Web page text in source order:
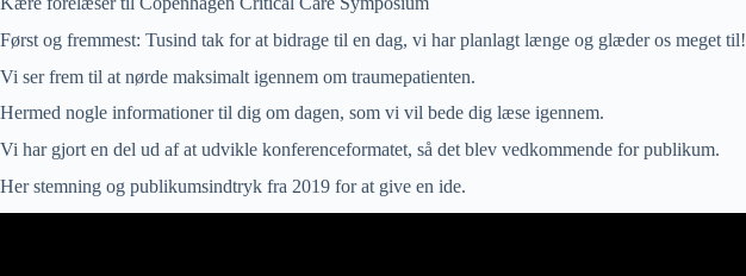
Først og fremmest: Tusind tak for at bidrage til en dag, vi har planlagt længe og glæder os meget til!
Vi ser frem til at nørde maksimalt igennem om traumepatienten.
Hermed nogle informationer til dig om dagen, som vi vil bede dig læse igennem.
Vi har gjort en del ud af at udvikle konferenceformatet, så det blev vedkommende for publikum.
Her stemning og publikumsindtryk fra 2019 for at give en ide.